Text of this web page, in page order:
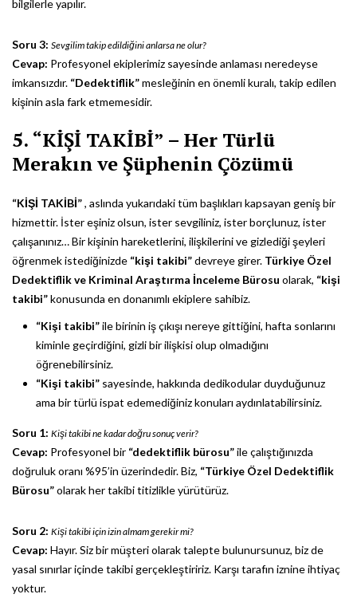
bilgilerle yapılır.
Soru 3: Sevgilim takip edildiğini anlarsa ne olur?
Cevap: Profesyonel ekiplerimiz sayesinde anlaması neredeyse
imkansızdır. “Dedektiflik”mesleğinin en önemli kuralı, takip edilen
kişinin asla fark etmemesidir.
5. “KİŞİ TAKİBİ” – Her Türlü
Merakın ve Şüphenin Çözümü
“KİŞİ TAKİBİ”, aslında yukarıdaki tüm başlıkları kapsayan geniş bir
hizmettir. İster eşiniz olsun, ister sevgiliniz, ister borçlunuz, ister
çalışanınız… Bir kişinin hareketlerini, ilişkilerini ve gizlediği şeyleri
öğrenmek istediğinizde “kişi takibi”devreye girer. Türkiye Özel
Dedektiflik ve Kriminal Araştırma İnceleme Bürosu olarak, “kişi
takibi”konusunda en donanımlı ekiplere sahibiz.
“Kişi takibi”ile birinin iş çıkışı nereye gittiğini, hafta sonlarını
kiminle geçirdiğini, gizli bir ilişkisi olup olmadığını
öğrenebilirsiniz.
“Kişi takibi” sayesinde, hakkında dedikodular duyduğunuz
ama bir türlü ispat edemediğiniz konuları aydınlatabilirsiniz.
Soru 1: Kişi takibi ne kadar doğru sonuç verir?
Cevap: Profesyonel bir “dedektiflik bürosu”ile çalıştığınızda
doğruluk oranı %95’in üzerindedir. Biz, “Türkiye Özel Dedektiflik
Bürosu”olarak her takibi titizlikle yürütürüz.
Soru 2: Kişi takibi için izin almam gerekir mi?
Cevap: Hayır. Siz bir müşteri olarak talepte bulunursunuz, biz de
yasal sınırlar içinde takibi gerçekleştiririz. Karşı tarafın iznine ihtiyaç
yoktur.